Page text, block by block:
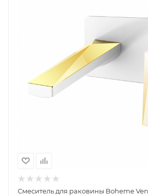
Смеситель для раковины Boheme